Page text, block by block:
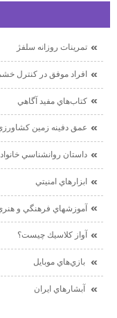
تمرينات روزانه سلفژ
افراد موفق در كنترل خشم
كتاب‌هاي مفيد آگاهي
عمق دفينه زمين كشاورزي
داستان روانشناسي خانواده
ابزارهاي امنيتي
آموزشهاي فرهنگي و هنري
آواز كلاسيك چيست؟
بازي‌هاي موبايل
آبشارهاي ايران